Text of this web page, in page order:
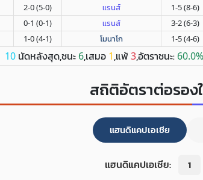
2-0 (5-0) แรนส์ 1-5 (8-6)
0-1 (0-1) แรนส์ 3-2 (6-3)
1-0 (4-1) โมนาโก 1-5 (4-6)
10 นัดหลังสุด,ชนะ 6,เสมอ 1,แพ้ 3,อัตราชนะ: 60.0%
สถิติอัตราต่อรอง
แฮนดิแคปเอเชีย
แฮนดิแคปเอเชีย: 1